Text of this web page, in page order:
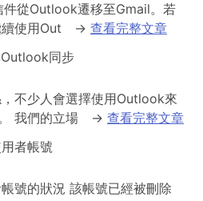
件從Outlook遷移至Gmail。若
使用Out
→ 查看完整文章
同步
不少人會選擇使用Outlook來
我們的立場
→ 查看完整文章
者帳號
號的狀況 該帳號已經被刪除